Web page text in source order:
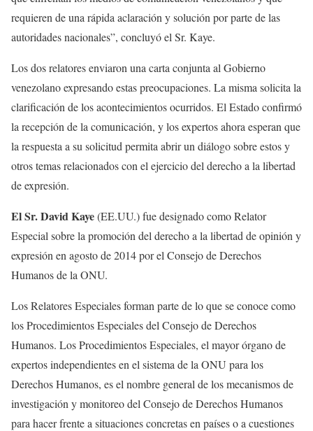
requieren de una rápida aclaración y solución por parte de las
autoridades nacionales”, concluyó el Sr. Kaye.
Los dos relatores enviaron una carta conjunta al Gobierno
venezolano expresando estas preocupaciones. La misma solicita la
clarificación de los acontecimientos ocurridos. El Estado confirmó
la recepción de la comunicación, y los expertos ahora esperan que
la respuesta a su solicitud permita abrir un diálogo sobre estos y
otros temas relacionados con el ejercicio del derecho a la libertad
de expresión.
El Sr. David Kaye(EE.UU.) fue designado como Relator
Especial sobre la promoción del derecho a la libertad de opinión y
expresión en agosto de 2014 por el Consejo de Derechos
Humanos de la ONU.
Los Relatores Especiales forman parte de lo que se conoce como
los Procedimientos Especiales del Consejo de Derechos
Humanos. Los Procedimientos Especiales, el mayor órgano de
expertos independientes en el sistema de la ONU para los
Derechos Humanos, es el nombre general de los mecanismos de
investigación y monitoreo del Consejo de Derechos Humanos
para hacer frente a situaciones concretas en países o a cuestiones